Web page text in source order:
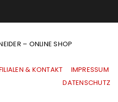
– ONLINE SHOP
& KONTAKT
IMPRESSUM
|DATENSCHUTZ